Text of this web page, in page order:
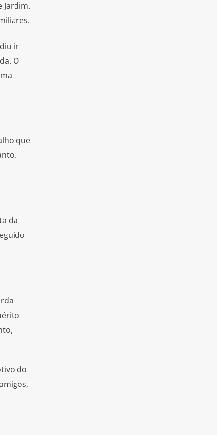
Jardim.
ir
O
que
da
do